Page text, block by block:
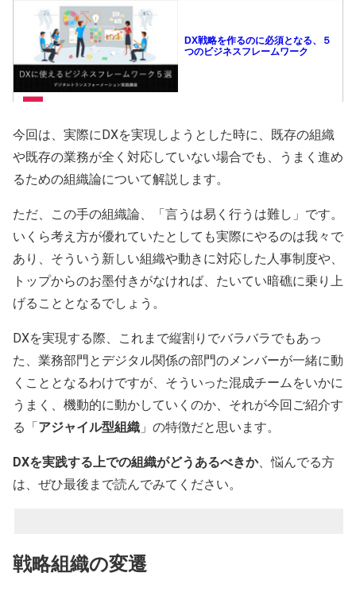
今回は、実際にDXを実現しようとした時に、既存の組織
や既存の業務が全く対応していない場合でも、うまく進め
るための組織論について解説します。
ただ、この手の組織論、「言うは易く行うは難し」です。
いくら考え方が優れていたとしても実際にやるのは我々で
あり、そういう新しい組織や動きに対応した人事制度や、
トップからのお墨付きがなければ、たいてい暗礁に乗り上
げることとなるでしょう。
DXを実現する際、これまで縦割りでバラバラでもあっ
た、業務部門とデジタル関係の部門のメンバーが一緒に動
くこととなるわけですが、そういった混成チームをいかに
うまく、機動的に動かしていくのか、それが今回ご紹介す
る「アジャイル型組織 」の特徴だと思います。
DXを実践する上での組織がどうあるべきか、悩んでる方
は、ぜひ最後まで読んでみてください。
戦略組織の変遷